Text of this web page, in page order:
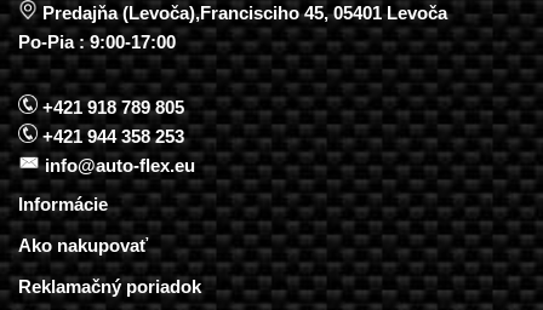
Predajňa (Levoča),Francisciho 45, 05401 Levoča
Po-Pia : 9:00-17:00
+421 918 789 805
+421 944 358 253
info@auto-flex.eu
Informácie
Ako nakupovať
Reklamačný poriadok